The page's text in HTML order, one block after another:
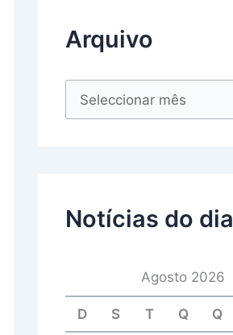
Arquivo
Notícias do dia
Agosto 2026
D S T Q Q